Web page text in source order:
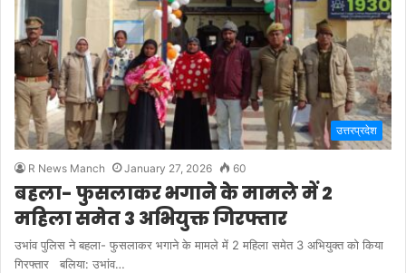
उत्तरप्रदेश
R News Manch January 27, 2026 60
बहला- फुसलाकर भगाने के मामले में 2
महिला समेत 3 अभियुक्त गिरफ्तार
उभांव पुलिस ने बहला- फुसलाकर भगाने के मामले में 2 महिला समेत 3 अभियुक्त को किया
गिरफ्तार बलिया: उभांव…